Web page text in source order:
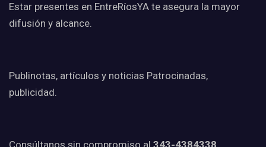
Estar presentes en EntreRíosYA te asegura la mayor
difusión y alcance.
Publinotas, artículos y noticias Patrocinadas,
publicidad.